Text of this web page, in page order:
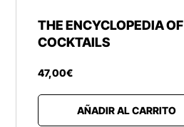
THE ENCYCLOPEDIA OF
COCKTAILS
47,00€
AÑADIR AL CARRITO